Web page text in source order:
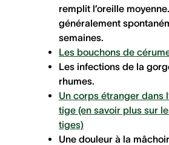
remplit l’oreille
généralement
semaines.
Les bouchons de
Les infections de la
rhumes.
Un corps étranger dans
tige (en savoir plus sur
tiges)
Une douleur à la